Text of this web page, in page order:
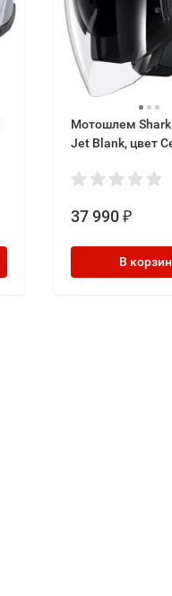
Мотошлем Shark
Jet Blank, цвет
37 990 ₽
В